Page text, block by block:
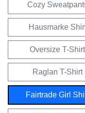
Cozy
Hausmarke
Oversize T-Shirt
Raglan T-Shirt
Fairtrade Girl